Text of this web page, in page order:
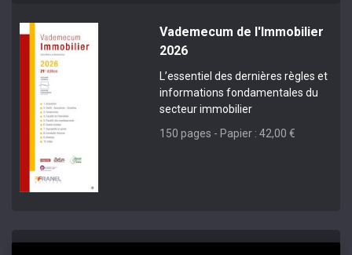
Vademecum de l'Immobilier
2026
L’essentiel des dernières règles et
informations fondamentales du
secteur immobilier
150 pages - Papier : 42,00 €